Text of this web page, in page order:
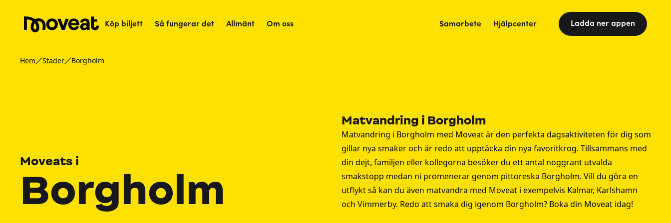
Köp biljett Så fungerar det Allmänt Om oss Samarbete Hjälpcenter Ladda ner appen
Hem Städer Borgholm
Moveats i
Borgholm
Matvandring i Borgholm
Matvandring i Borgholm med Moveat är den perfekta dagsaktiviteten för dig som
gillar nya smaker och är redo att upptäcka din nya favoritkrog. Tillsammans med
din dejt, familjen eller kollegorna besöker du ett antal noggrant utvalda
smakstopp medan ni promenerar genom pittoreska Borgholm. Vill du göra en
utflykt så kan du även matvandra med Moveat i exempelvis Kalmar, Karlshamn
och Vimmerby. Redo att smaka dig igenom Borgholm? Boka din Moveat idag!